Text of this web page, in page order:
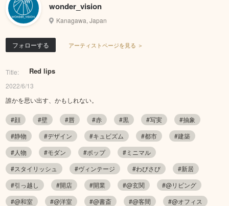
wonder_vision
Kanagawa, Japan
フォローする アーティストページを見る ＞
Title: Red lips
2022/6/13
誰かを思い出す、かもしれない。
#顔 #壁 #唇 #赤 #黒 #写実
#抽象
#静物
#デザイン #キュビズム #都市
#建築
#人物
#モダン #ポップ
#ミニマル
#スタイリッシュ
#ヴィンテージ #わびさび
#新居
#引っ越し
#開店 #開業 #@玄関
#@リビング
#@和室
#@洋室 #@書斎 #@客間
#@オフィス